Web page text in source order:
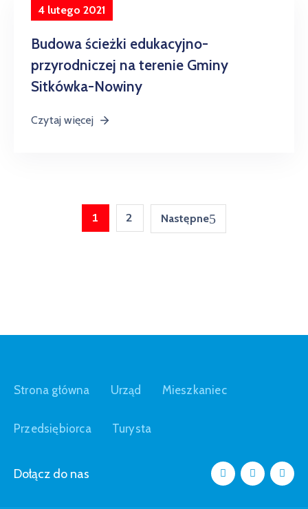
4 lutego 2021
Budowa ścieżki edukacyjno-
przyrodniczej na terenie Gminy
Sitkówka-Nowiny
Czytaj więcej
1 2 Następne
Strona główna Urząd Mieszkaniec
Przedsiębiorca Turysta
Dołącz do nas